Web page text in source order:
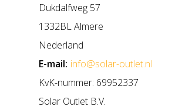
Dukdalfweg 57
1332BL Almere
Nederland
E-mail: info@solar-outlet.nl
KvK-nummer: 69952337
Solar Outlet B.V.